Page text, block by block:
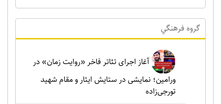
گروه فرهنگي
آغاز اجرای تئاتر فاخر «روایت زمان» در
ورامین؛ نمایشی در ستایش ایثار و مقام شهید
تورجی‌زاده